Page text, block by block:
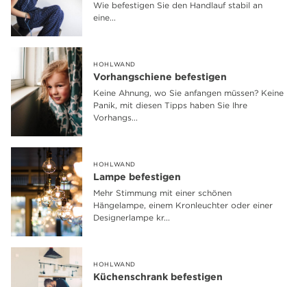
Wie befestigen Sie den Handlauf stabil an
eine...
HOHLWAND
Vorhangschiene befestigen
Keine Ahnung, wo Sie anfangen müssen? Keine
Panik, mit diesen Tipps haben Sie Ihre
Vorhangs...
HOHLWAND
Lampe befestigen
Mehr Stimmung mit einer schönen
Hängelampe, einem Kronleuchter oder einer
Designerlampe kr...
HOHLWAND
Küchenschrank befestigen